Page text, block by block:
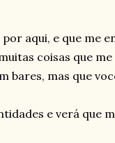
aqui, e que me
coisas que
bares, mas que
e verá que